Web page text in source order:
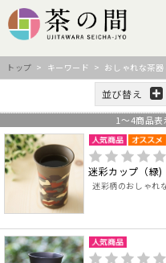
トップ > キーワード > おしゃれな茶器
並び替え
1 ～4商品表
迷彩カップ（緑)
迷彩柄のおしゃれ